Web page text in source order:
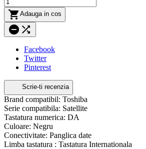
 Adauga in cos
 
Facebook
Twitter
Pinterest
Scrie-ti recenzia
Brand compatibil: Toshiba
Serie compatibila: Satellite
Tastatura numerica: DA
Culoare: Negru
Conectivitate: Panglica date
Limba tastatura : Tastatura Internationala